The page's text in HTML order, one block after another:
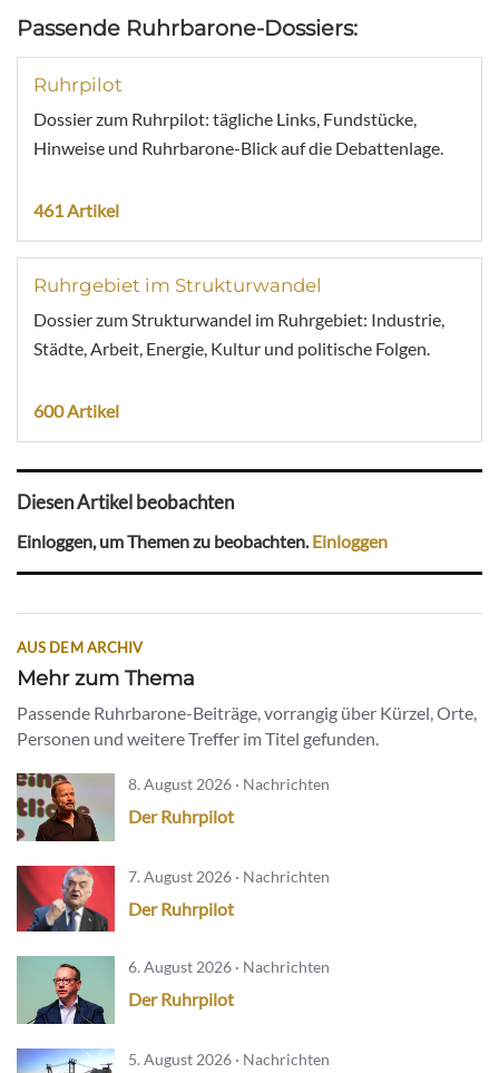
Passende Ruhrbarone-Dossiers:
Ruhrpilot
Dossier zum Ruhrpilot: tägliche Links, Fundstücke,
Hinweise und Ruhrbarone-Blick auf die Debattenlage.
461 Artikel
Ruhrgebiet im Strukturwandel
Dossier zum Strukturwandel im Ruhrgebiet: Industrie,
Städte, Arbeit, Energie, Kultur und politische Folgen.
600 Artikel
Diesen Artikel beobachten
Einloggen, um Themen zu beobachten.Einloggen
AUS DEM ARCHIV
Mehr zum Thema
Passende Ruhrbarone-Beiträge, vorrangig über Kürzel, Orte,
Personen und weitere Treffer im Titel gefunden.
8. August 2026 · Nachrichten
Der Ruhrpilot
7. August 2026 · Nachrichten
Der Ruhrpilot
6. August 2026 · Nachrichten
Der Ruhrpilot
5. August 2026 · Nachrichten